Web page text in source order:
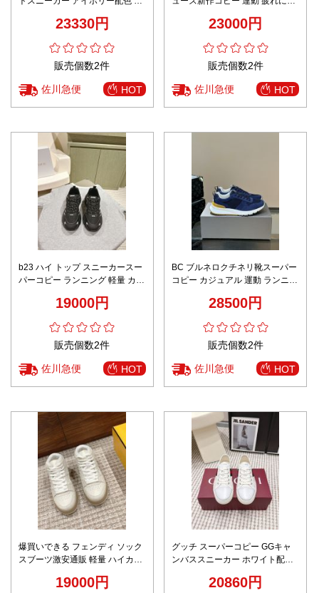
23330円
販売個数2件
佐川急便 HOT
ト スニーカー ブラック
23000円
販売個数2件
佐川急便 HOT
b23 ハイ トップ スニーカースー
パーコピー ランニング 軽量 カッ
運動 ブラック19000円
販売個数2件
佐川急便 HOT
BC ブルネロクチネリ靴スーパー
コピー カジュアル 運動 ランニン
28500円
販売個数2件
佐川急便 HOT
爆買いできる フェンディ ソック
スブーツ激安通販 軽量 ハイカッ
ニング 男女兼用 ホワイト
19000円
グッチ スーパーコピー GGキャ
ンバススニーカー ホワイト配色
20860円